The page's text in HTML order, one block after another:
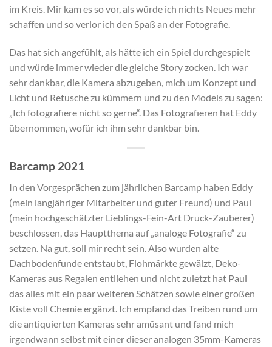
im Kreis. Mir kam es so vor, als würde ich nichts Neues mehr
schaffen und so verlor ich den Spaß an der Fotografie.
Das hat sich angefühlt, als hätte ich ein Spiel durchgespielt
und würde immer wieder die gleiche Story zocken. Ich war
sehr dankbar, die Kamera abzugeben, mich um Konzept und
Licht und Retusche zu kümmern und zu den Models zu sagen:
„Ich fotografiere nicht so gerne“. Das Fotografieren hat Eddy
übernommen, wofür ich ihm sehr dankbar bin.
Barcamp 2021
In den Vorgesprächen zum jährlichen Barcamp haben Eddy
(mein langjähriger Mitarbeiter und guter Freund) und Paul
(mein hochgeschätzter Lieblings-Fein-Art Druck-Zauberer)
beschlossen, das Hauptthema auf „analoge Fotografie“ zu
setzen. Na gut, soll mir recht sein. Also wurden alte
Dachbodenfunde entstaubt, Flohmärkte gewälzt, Deko-
Kameras aus Regalen entliehen und nicht zuletzt hat Paul
das alles mit ein paar weiteren Schätzen sowie einer großen
Kiste voll Chemie ergänzt. Ich empfand das Treiben rund um
die antiquierten Kameras sehr amüsant und fand mich
irgendwann selbst mit einer dieser analogen 35mm-Kameras